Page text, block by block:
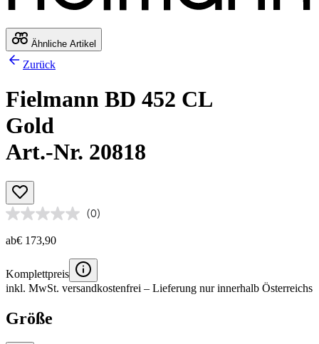
Ähnliche Artikel
Zurück
Fielmann BD 452 CL
Gold
Art.-Nr. 20818
(0)
ab€ 173,90
Komplettpreis
inkl. MwSt. versandkostenfrei – Lieferung nur innerhalb Österreichs
Größe